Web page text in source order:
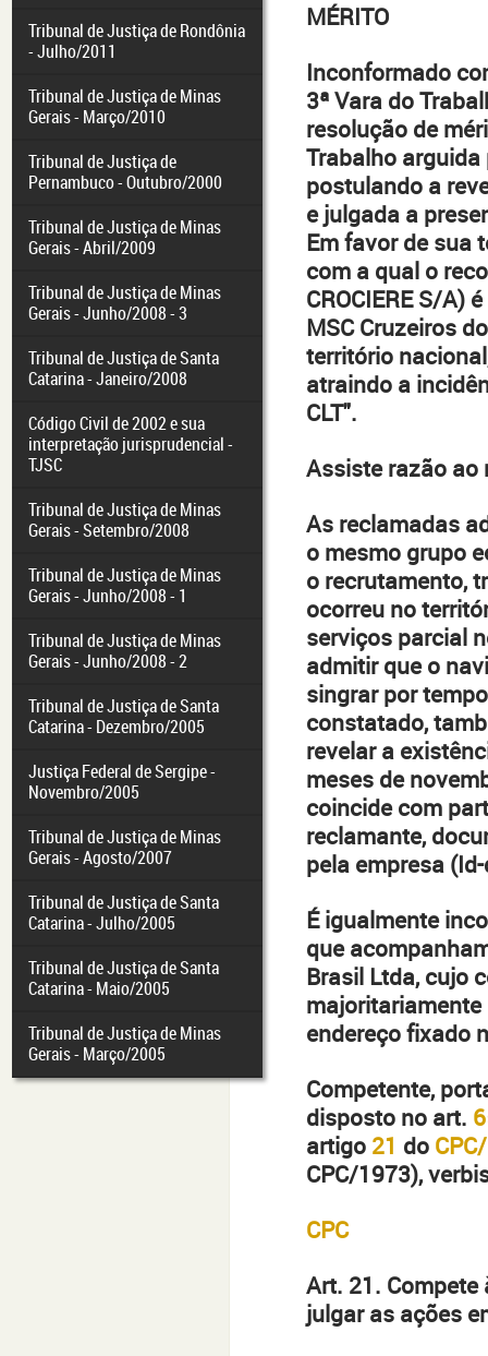
Tribunal de Justiça de Rondônia
- Julho/2011
Tribunal de Justiça de Minas
Gerais - Março/2010
Tribunal de Justiça de
Pernambuco - Outubro/2000
Tribunal de Justiça de Minas
Gerais - Abril/2009
Tribunal de Justiça de Minas
Gerais - Junho/2008 - 3
Tribunal de Justiça de Santa
Catarina - Janeiro/2008
Código Civil de 2002 e sua
interpretação jurisprudencial -
TJSC
Tribunal de Justiça de Minas
Gerais - Setembro/2008
Tribunal de Justiça de Minas
Gerais - Junho/2008 - 1
Tribunal de Justiça de Minas
Gerais - Junho/2008 - 2
Tribunal de Justiça de Santa
Catarina - Dezembro/2005
Justiça Federal de Sergipe -
Novembro/2005
Tribunal de Justiça de Minas
Gerais - Agosto/2007
Tribunal de Justiça de Santa
Catarina - Julho/2005
Tribunal de Justiça de Santa
Catarina - Maio/2005
Tribunal de Justiça de Minas
Gerais - Março/2005
MÉRITO
Inconformado
3ª Vara do
resolução de
Trabalho
postulando a
e julgada a
Em favor de sua
com a qual o
CROCIERE S/A)
MSC Cruzeiros
território
atraindo a
CLT".
Assiste razão ao
As reclamadas
o mesmo grupo
o recrutamento,
ocorreu no
serviços parcial
admitir que o
singrar por
constatado,
revelar a
meses de
coincide com
reclamante,
pela empresa
É igualmente
que
Brasil Ltda, cujo
majoritariamente
endereço fixado
Competente,
disposto no art.
artigo 21 do
CPC/1973),
CPC
Art. 21.
julgar as ações